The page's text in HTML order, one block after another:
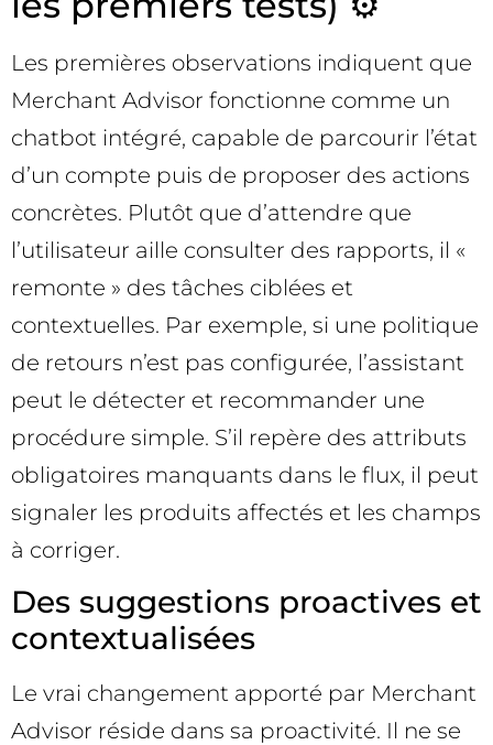
Les premières observations indiquent que
Merchant Advisor fonctionne comme un
chatbot intégré, capable de parcourir l’état
d’un compte puis de proposer des actions
concrètes. Plutôt que d’attendre que
l’utilisateur aille consulter des rapports, il «
remonte » des tâches ciblées et
contextuelles. Par exemple, si une politique
de retours n’est pas configurée, l’assistant
peut le détecter et recommander une
procédure simple. S’il repère des attributs
obligatoires manquants dans le flux, il peut
signaler les produits affectés et les champs
à corriger.
Des suggestions proactives et
contextualisées
Le vrai changement apporté par Merchant
Advisor réside dans sa proactivité. Il ne se